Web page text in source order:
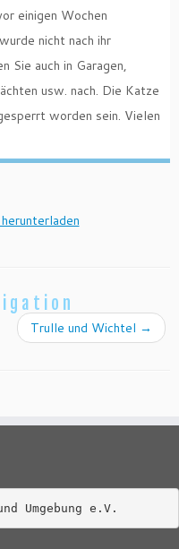
einigen Wochen
nicht nach ihr
Sie auch in Garagen,
usw. nach. Die Katze
worden sein. Vielen
Trulle und Wichtel →
Umgebung e.V.